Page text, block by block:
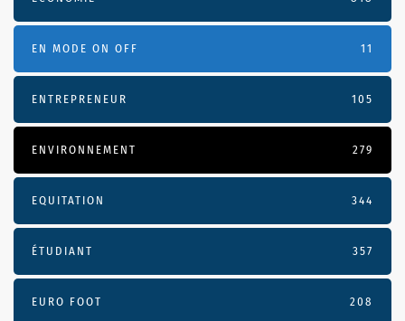
EN MODE ON OFF 11
ENTREPRENEUR 105
ENVIRONNEMENT 279
EQUITATION 344
ÉTUDIANT 357
EURO FOOT 208